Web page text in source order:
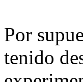
Por
tenido